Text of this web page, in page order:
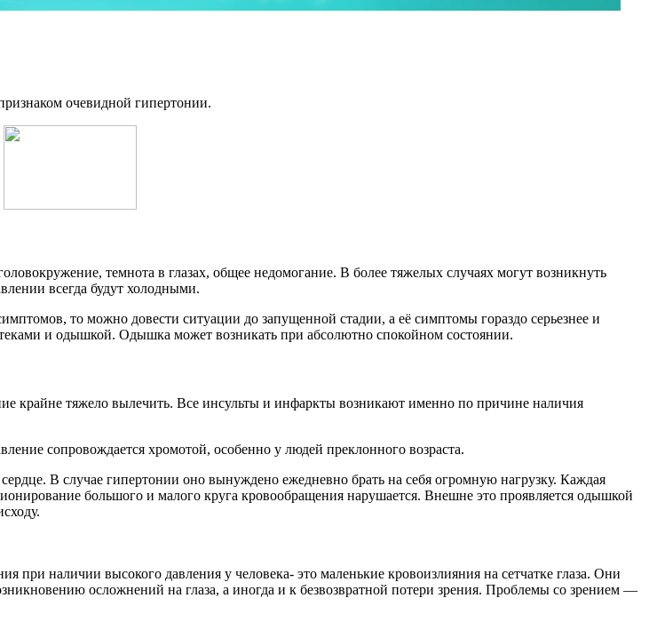
очевидной гипертонии.
темнота в глазах, общее недомогание. В более тяжелых случаях могут возникнуть
всегда будут холодными.
то можно довести ситуации до запущенной стадии, а её симптомы гораздо серьезнее и
и одышкой. Одышка может возникать при абсолютно спокойном состоянии.
крайне тяжело вылечить. Все инсульты и инфаркты возникают именно по причине наличия
сопровождается хромотой, особенно у людей преклонного возраста.
В случае гипертонии оно вынуждено ежедневно брать на себя огромную нагрузку. Каждая
большого и малого круга кровообращения нарушается. Внешне это проявляется одышкой
при наличии высокого давления у человека- это маленькие кровоизлияния на сетчатке глаза. Они
осложнений на глаза, а иногда и к безвозвратной потери зрения. Проблемы со зрением —